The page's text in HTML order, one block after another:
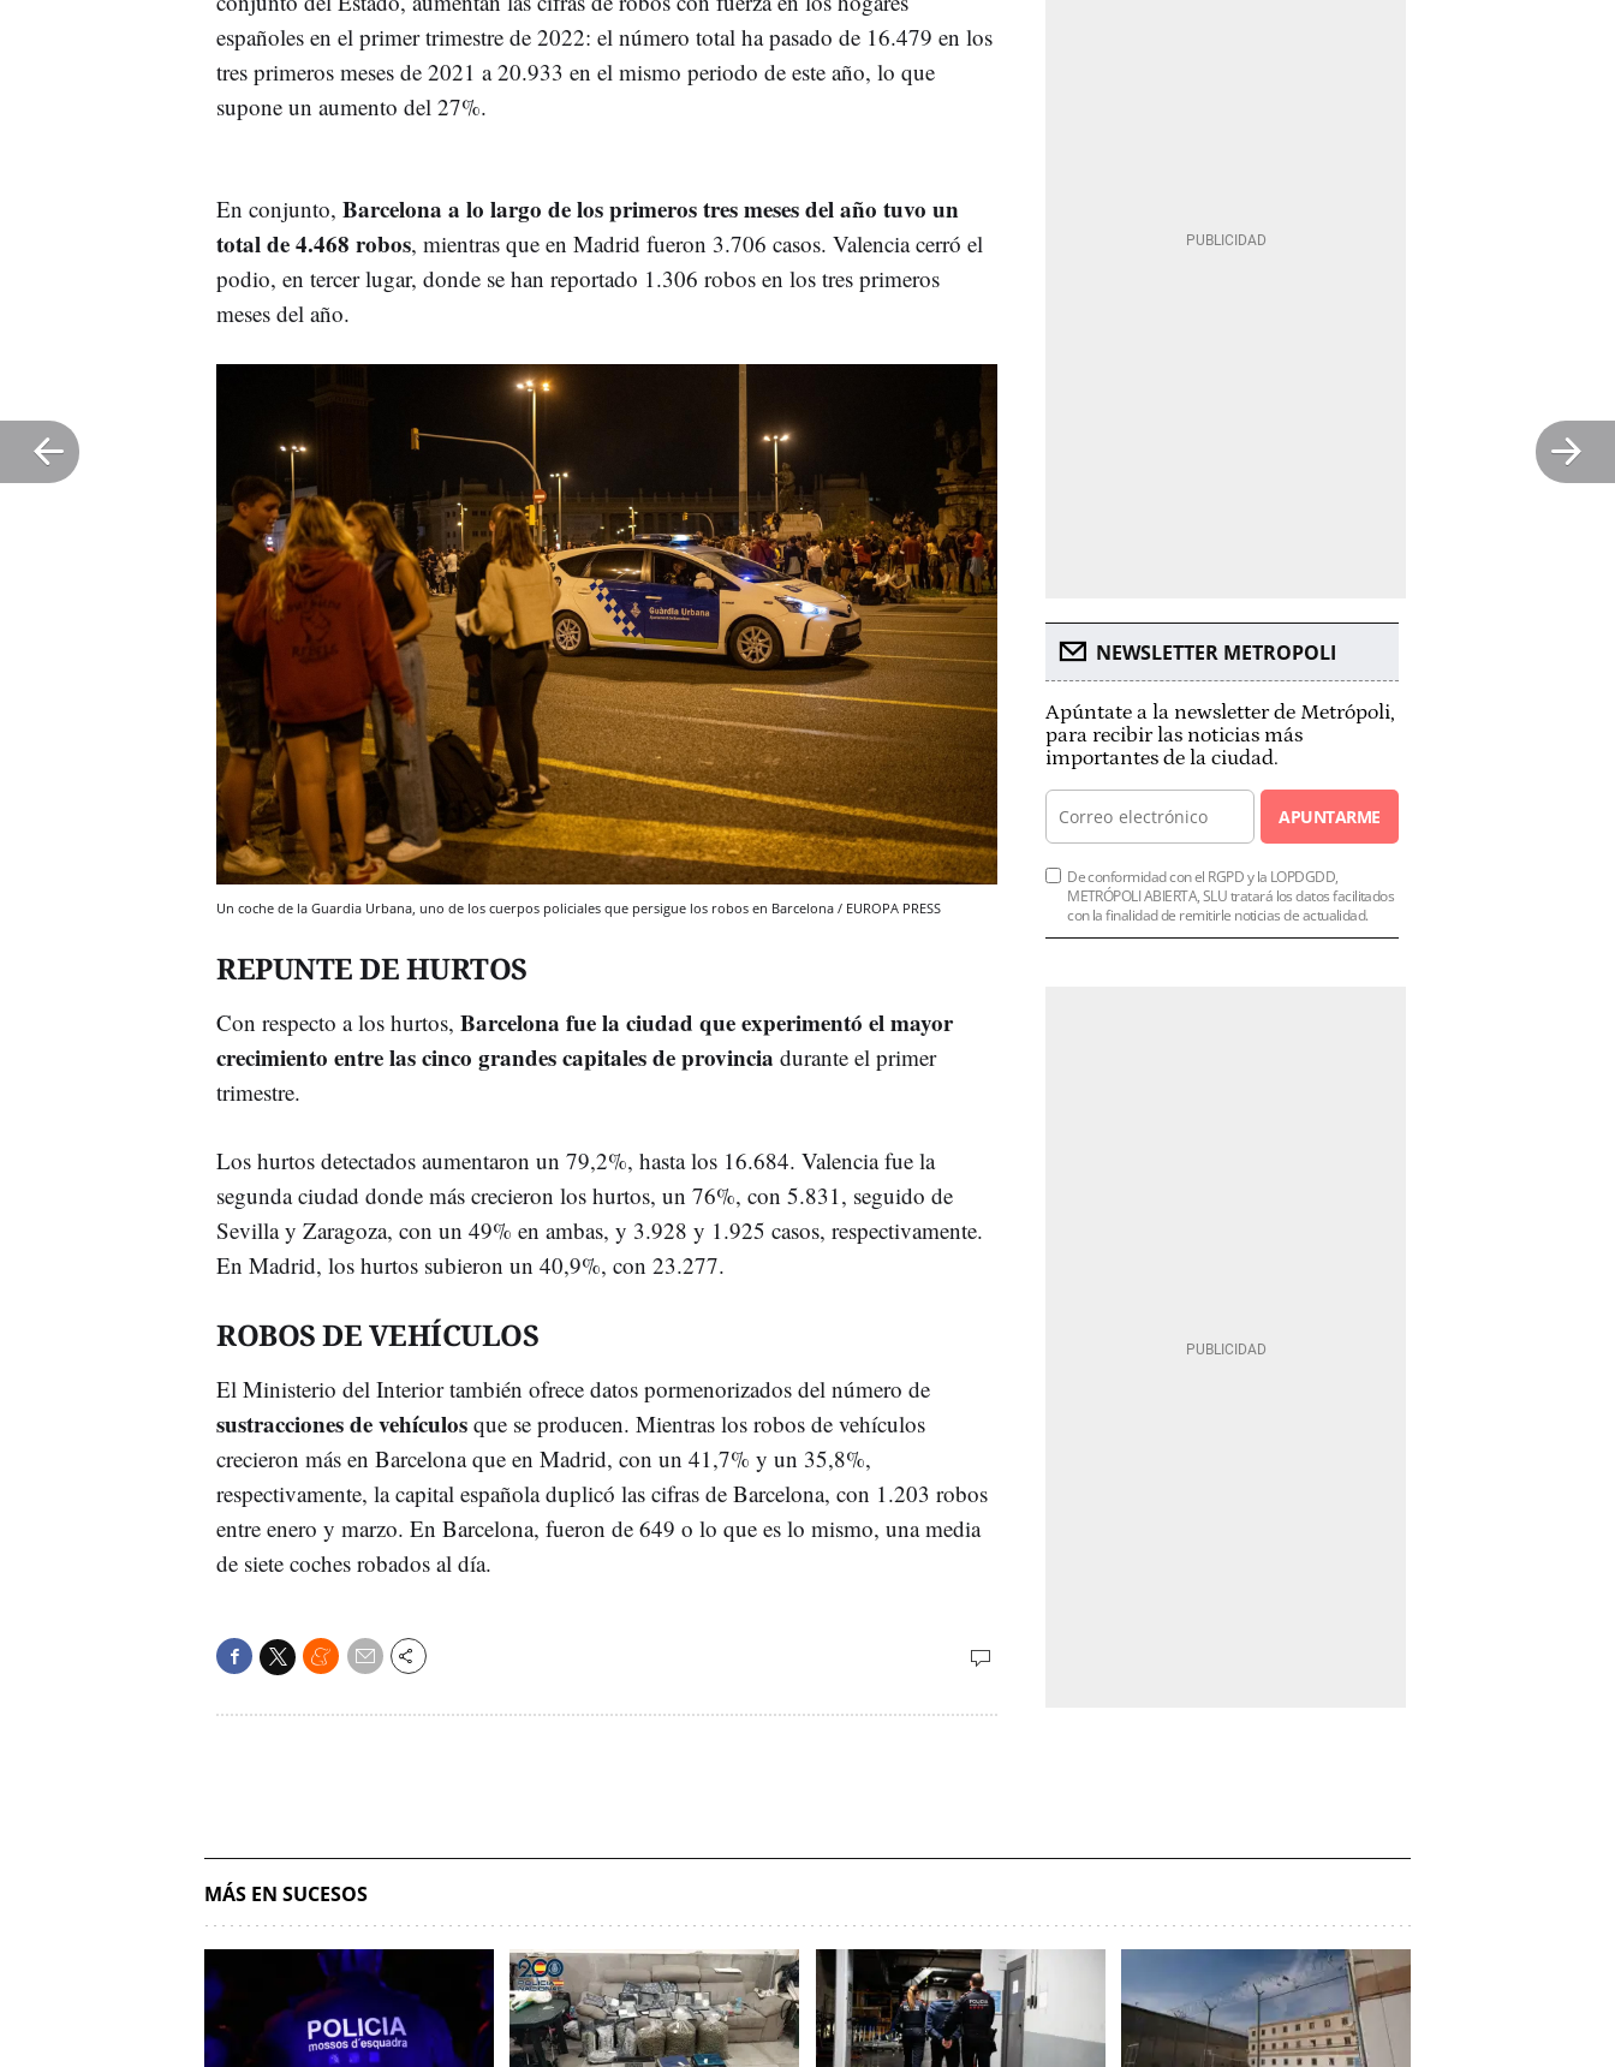
españoles en el primer trimestre de 2022: el número total ha pasado de 16.479 en los
tres primeros meses de 2021 a 20.933 en el mismo periodo de este año, lo que
supone un aumento del 27%.
En conjunto, Barcelona a lo largo de los primeros tres meses del año tuvo un
total de 4.468 robos, mientras que en Madrid fueron 3.706 casos. Valencia cerró el
podio, en tercer lugar, donde se han reportado 1.306 robos en los tres primeros
meses del año.
Un coche de la Guardia Urbana, uno de los cuerpos policiales que persigue los robos en Barcelona / EUROPA PRESS
REPUNTE DE HURTOS
Con respecto a los hurtos, Barcelona fue la ciudad que experimentó el mayor
crecimiento entre las cinco grandes capitales de provincia durante el primer
trimestre.
Los hurtos detectados aumentaron un 79,2%, hasta los 16.684. Valencia fue la
segunda ciudad donde más crecieron los hurtos, un 76%, con 5.831, seguido de
Sevilla y Zaragoza, con un 49% en ambas, y 3.928 y 1.925 casos, respectivamente.
En Madrid, los hurtos subieron un 40,9%, con 23.277.
ROBOS DE VEHÍCULOS
El Ministerio del Interior también ofrece datos pormenorizados del número de
sustracciones de vehículos que se producen. Mientras los robos de vehículos
crecieron más en Barcelona que en Madrid, con un 41,7% y un 35,8%,
respectivamente, la capital española duplicó las cifras de Barcelona, con 1.203 robos
entre enero y marzo. En Barcelona, fueron de 649 o lo que es lo mismo, una media
de siete coches robados al día.
NEWSLETTER METROPOLI
Apúntate a la newsletter de Metrópoli,
para recibir las noticias más
importantes de la ciudad.
APUNTARME
De conformidad con el RGPD y la LOPDGDD,
METRÓPOLI ABIERTA, SLU tratará los datos facilitados
con la finalidad de remitirle noticias de actualidad.
MÁS EN SUCESOS